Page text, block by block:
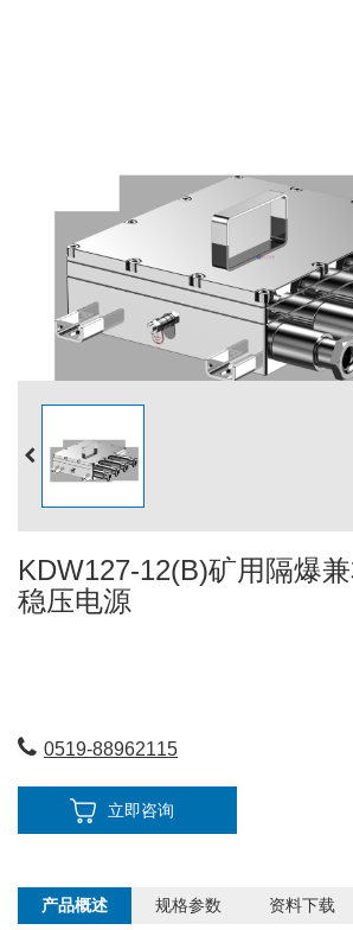
KDW127-12(B)矿用隔爆
稳压电源
0519-88962115
立即咨询
产品概述 规格参数 资料下载